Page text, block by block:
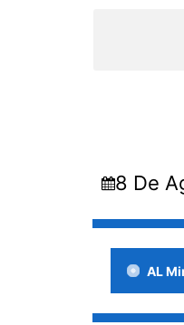
8 De
AL
situaciones de crisis